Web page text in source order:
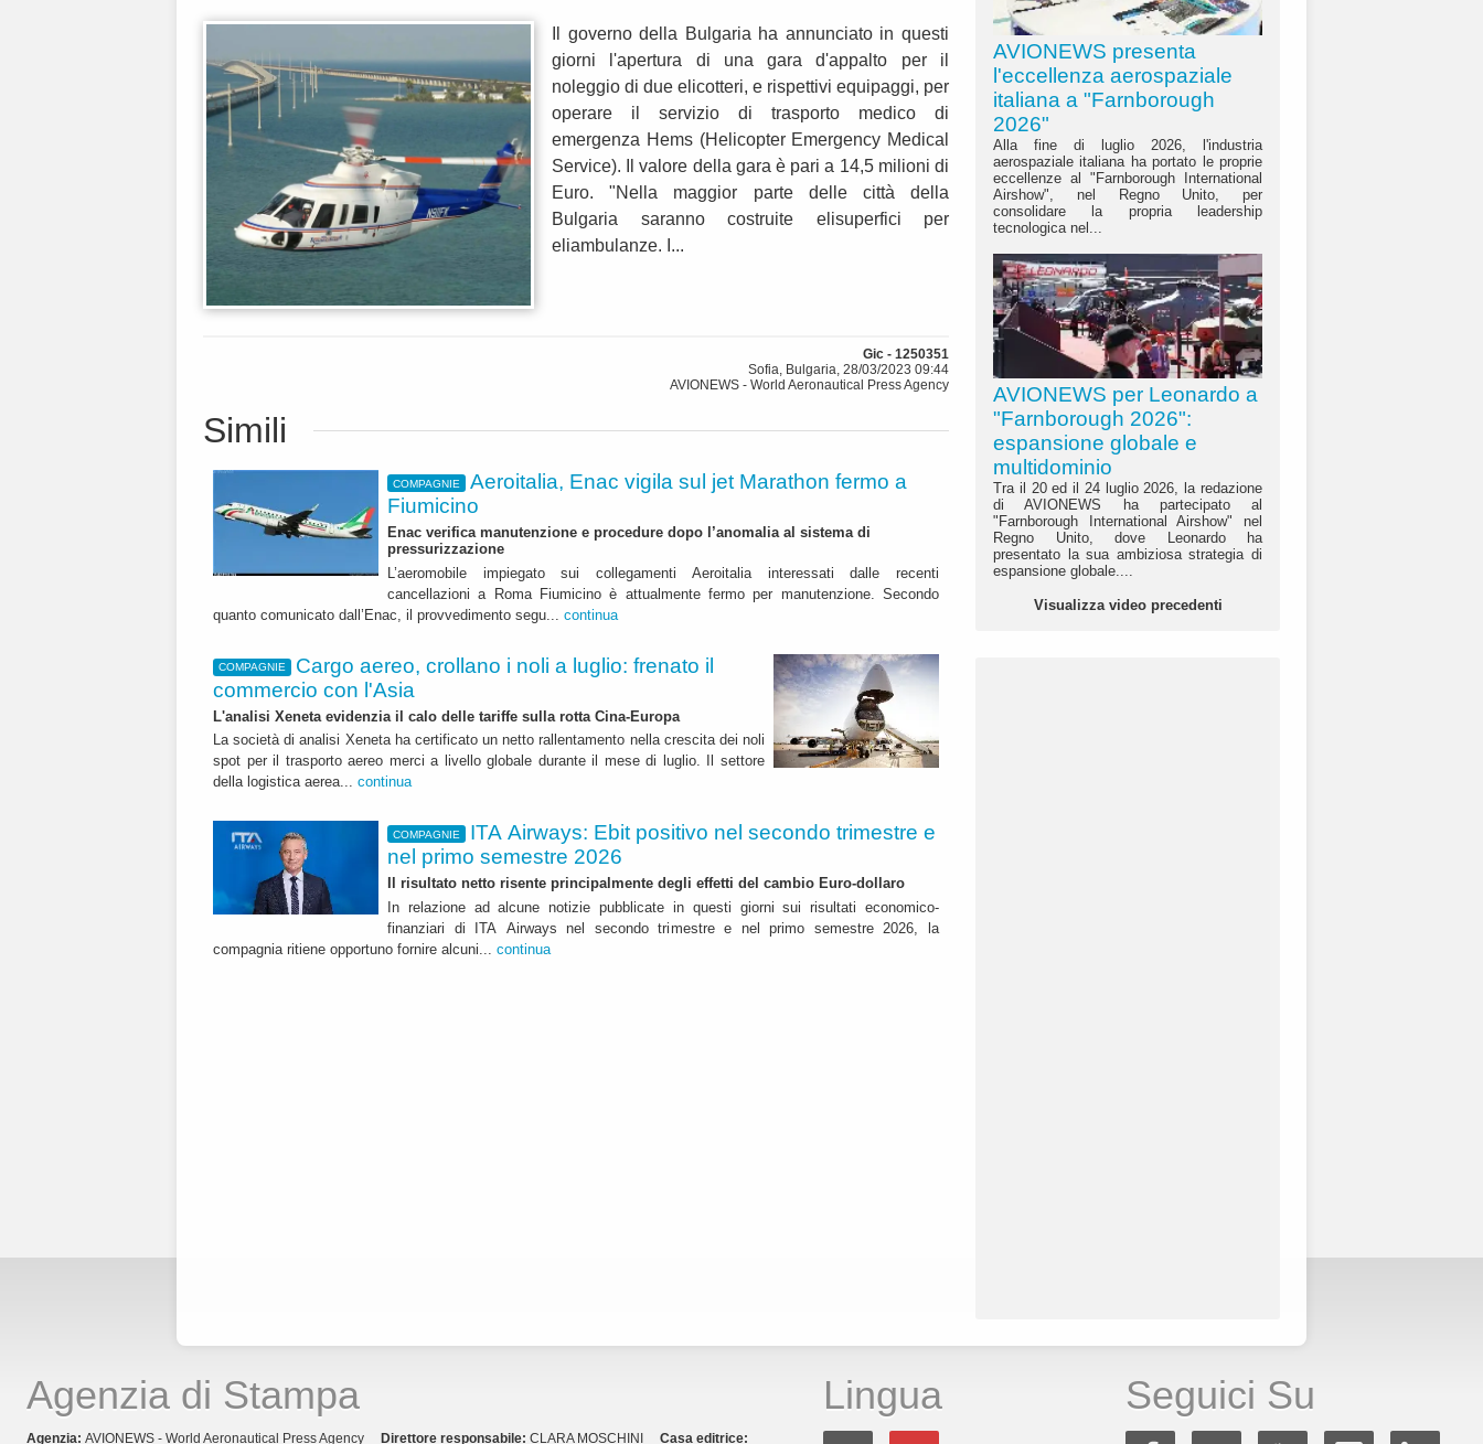
Il governo della Bulgaria ha annunciato in questi
giorni l'apertura di una gara d'appalto per il
noleggio di due elicotteri, e rispettivi equipaggi, per
operare il servizio di trasporto medico di
emergenza Hems (Helicopter Emergency Medical
Service). Il valore della gara è pari a 14,5 milioni di
Euro. "Nella maggior parte delle città della
Bulgaria saranno costruite elisuperfici per
eliambulanze. I...
Gic - 1250351
Sofia, Bulgaria, 28/03/2023 09:44
AVIONEWS - World Aeronautical Press Agency
Simili
COMPAGNIE
Aeroitalia, Enac vigila sul jet Marathon fermo a
Fiumicino
Enac verifica manutenzione e procedure dopo l’anomalia al sistema di
pressurizzazione
L’aeromobile impiegato sui collegamenti Aeroitalia interessati dalle recenti
cancellazioni a Roma Fiumicino è attualmente fermo per manutenzione. Secondo
quanto comunicato dall’Enac, il provvedimento segu... continua
COMPAGNIE
Cargo aereo, crollano i noli a luglio: frenato il
commercio con l'Asia
L'analisi Xeneta evidenzia il calo delle tariffe sulla rotta Cina-Europa
La società di analisi Xeneta ha certificato un netto rallentamento nella crescita dei noli
spot per il trasporto aereo merci a livello globale durante il mese di luglio. Il settore
della logistica aerea... continua
COMPAGNIE
ITA Airways: Ebit positivo nel secondo trimestre e
nel primo semestre 2026
Il risultato netto risente principalmente degli effetti del cambio Euro-dollaro
In relazione ad alcune notizie pubblicate in questi giorni sui risultati economico-
finanziari di ITA Airways nel secondo trimestre e nel primo semestre 2026, la
compagnia ritiene opportuno fornire alcuni... continua
AVIONEWS presenta
l'eccellenza aerospaziale
italiana a "Farnborough
2026"
Alla fine di luglio 2026, l'industria
aerospaziale italiana ha portato le proprie
eccellenze al "Farnborough International
Airshow", nel Regno Unito, per
consolidare la propria leadership
tecnologica nel...
AVIONEWS per Leonardo a
"Farnborough 2026":
espansione globale e
multidominio
Tra il 20 ed il 24 luglio 2026, la redazione
di AVIONEWS ha partecipato al
"Farnborough International Airshow" nel
Regno Unito, dove Leonardo ha
presentato la sua ambiziosa strategia di
espansione globale....
Visualizza video precedenti
Agenzia di Stampa
Agenzia: AVIONEWS - World Aeronautical Press Agency Direttore responsabile: CLARA MOSCHINI Casa editrice:
Lingua Seguici Su